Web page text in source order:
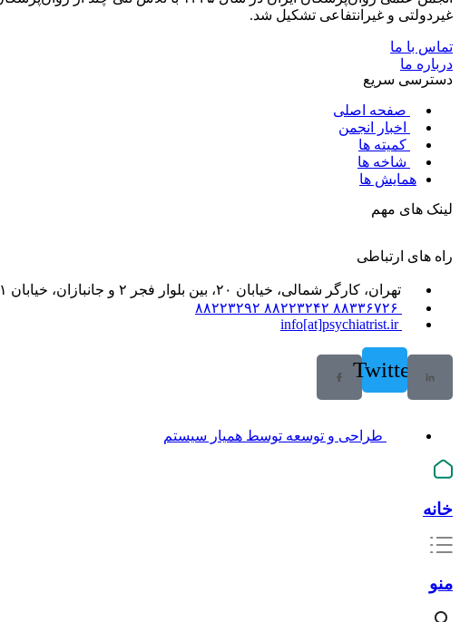
غیردولتی و غیرانتفاعی تشکیل شد.
تماس با ما
درباره ما
دسترسی سریع
صفحه اصلی
اخبار انجمن
کمیته ها
شاخه ها
همایش ها
لینک های مهم
راه های ارتباطی
تهران، کارگر شمالی، خیابان ۲۰، بین بلوار فجر ۲ و جانبازان، خیابان ۲۱، پلاک ۶۱، واحد ۲
۸۸۳۳۶۷۲۶ ۸۸۲۲۳۲۴۲ ۸۸۲۲۳۲۹۲
info[at]psychiatrist.ir
Twitter
طراحی و توسعه توسط همیار سیستم
خانه
منو